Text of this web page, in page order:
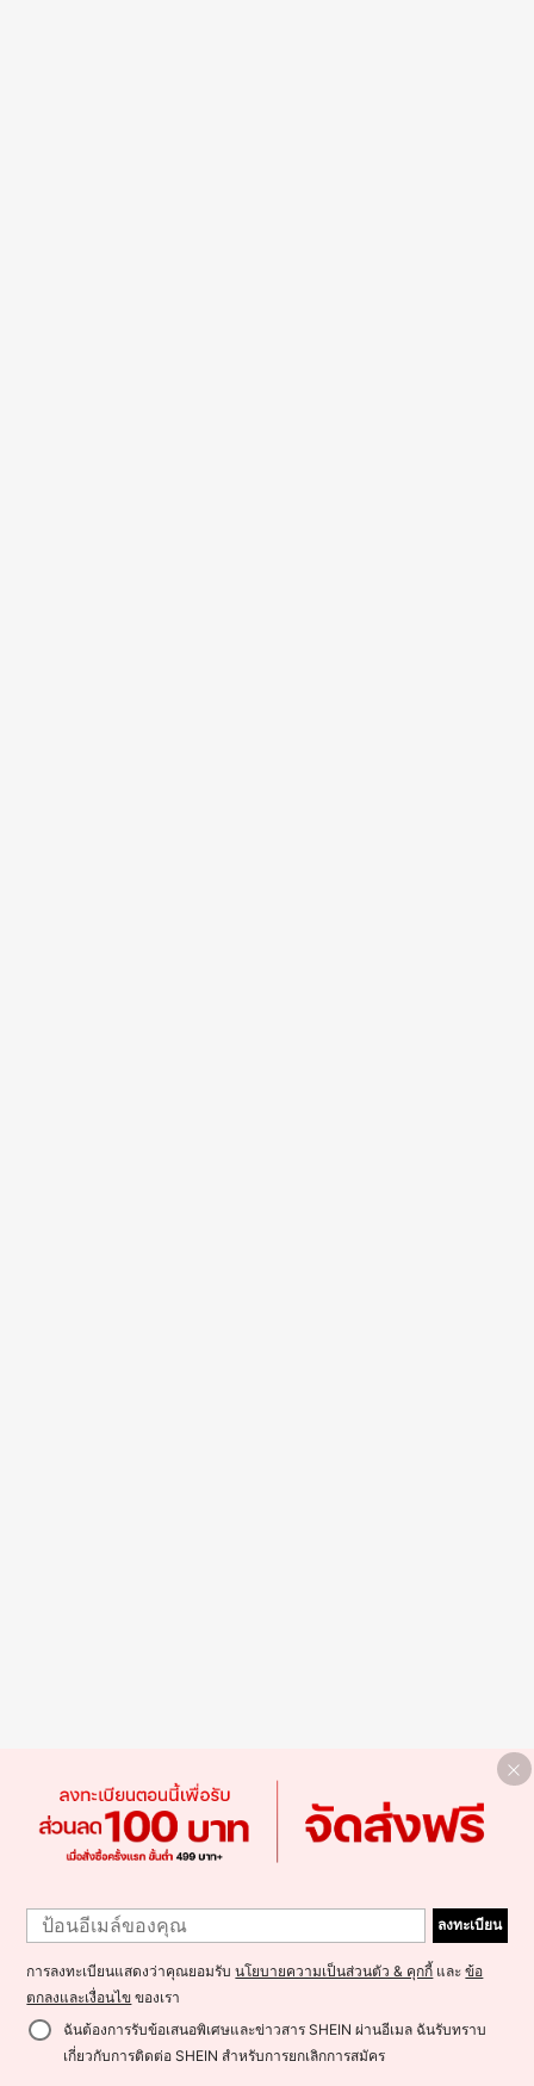
ลงทะเบียน
การลงทะเบียนแสดงว่าคุณยอมรับนโยบายความเป็นส่วนตัว & คุกกี้ และข้อ
ตกลงและเงื่อนไข ของเรา
ฉันต้องการรับข้อเสนอพิเศษและข่าวสาร SHEIN ผ่านอีเมล ฉันรับทราบ
เกี่ยวกับการติดต่อ SHEIN สำหรับการยกเลิกการสมัคร